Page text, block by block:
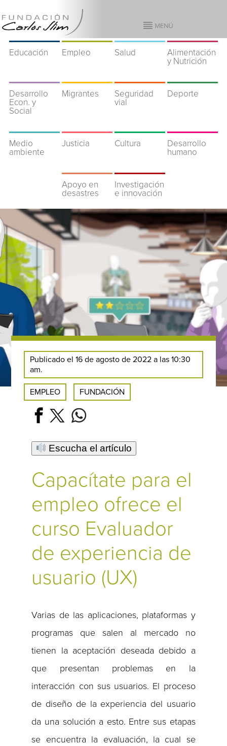
Educación Empleo Salud
Alimentación
y Nutrición
Desarrollo
Econ. y
Social
Migrantes
Seguridad
vial
Deporte
Medio
ambiente
Justicia Cultura
Desarrollo
humano
Apoyo en
desastres
Investigación
e innovación
Publicado el 16 de agosto de 2022 a las 10:30
am.
EMPLEO FUNDACIÓN
Escucha el artículo
Capacítate para el
empleo ofrece el
curso Evaluador
de experiencia de
usuario (UX)
Varias de las aplicaciones, plataformas y
programas que salen al mercado no
tienen la aceptación deseada debido a
que presentan problemas en la
interacción con sus usuarios. El proceso
de diseño de la experiencia del usuario
da una solución a esto. Entre sus etapas
se encuentra la evaluación, la cual se